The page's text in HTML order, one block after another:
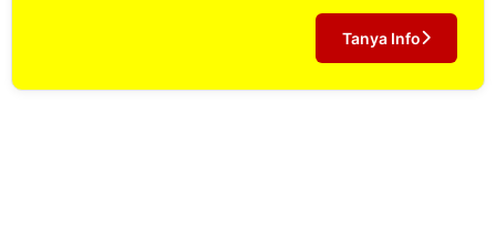
Tanya Info